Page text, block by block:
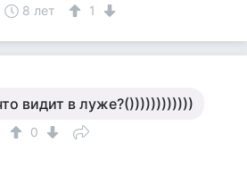
8 лет 1
видит в луже?())))))))))))
0